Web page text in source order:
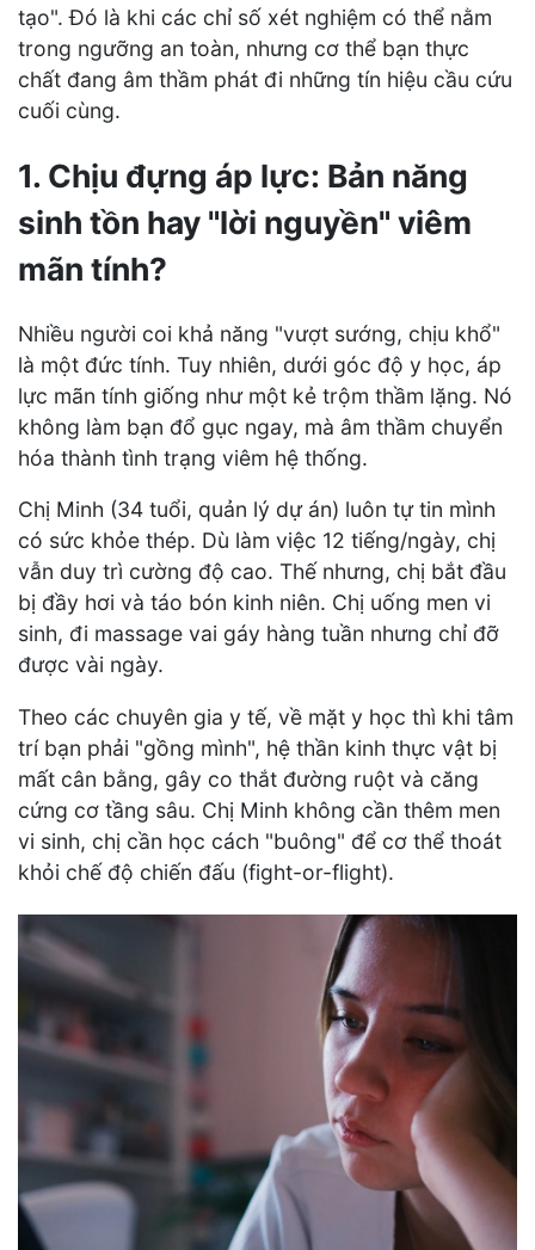
tạo". Đó là khi các chỉ số xét nghiệm có thể nằm
trong ngưỡng an toàn, nhưng cơ thể bạn thực
chất đang âm thầm phát đi những tín hiệu cầu cứu
cuối cùng.
1. Chịu đựng áp lực: Bản năng
sinh tồn hay "lời nguyền" viêm
mãn tính?
Nhiều người coi khả năng "vượt sướng, chịu khổ"
là một đức tính. Tuy nhiên, dưới góc độ y học, áp
lực mãn tính giống như một kẻ trộm thầm lặng. Nó
không làm bạn đổ gục ngay, mà âm thầm chuyển
hóa thành tình trạng viêm hệ thống.
Chị Minh (34 tuổi, quản lý dự án) luôn tự tin mình
có sức khỏe thép. Dù làm việc 12 tiếng/ngày, chị
vẫn duy trì cường độ cao. Thế nhưng, chị bắt đầu
bị đầy hơi và táo bón kinh niên. Chị uống men vi
sinh, đi massage vai gáy hàng tuần nhưng chỉ đỡ
được vài ngày.
Theo các chuyên gia y tế, về mặt y học thì khi tâm
trí bạn phải "gồng mình", hệ thần kinh thực vật bị
mất cân bằng, gây co thắt đường ruột và căng
cứng cơ tầng sâu. Chị Minh không cần thêm men
vi sinh, chị cần học cách "buông" để cơ thể thoát
khỏi chế độ chiến đấu (fight-or-flight).